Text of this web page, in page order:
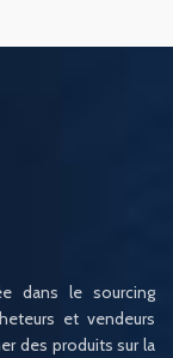
dans le sourcing
et vendeurs
des produits sur la